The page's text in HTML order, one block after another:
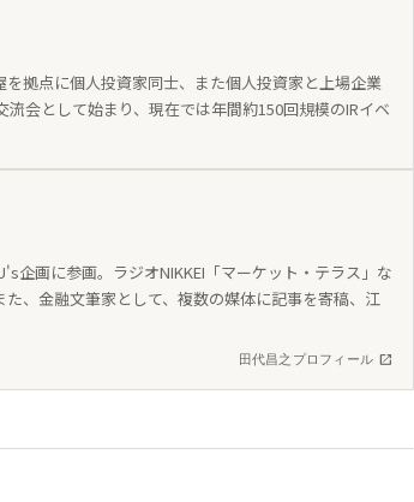
拠点に個人投資家同士、また個人投資家と上場企業
会として始まり、現在では年間約150回規模のIRイベ
企画に参画。ラジオNIKKEI「マーケット・テラス」な
、金融文筆家として、複数の媒体に記事を寄稿、江
田代昌之プロフィール